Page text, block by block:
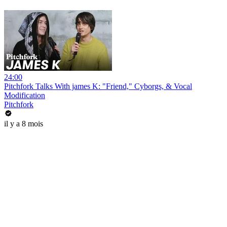
24:00
Pitchfork Talks With james K: "Friend," Cyborgs, & Vocal
Modification
Pitchfork
il y a 8 mois